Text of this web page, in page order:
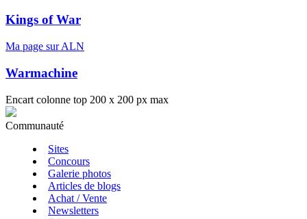
Kings of War
Ma page sur ALN
Warmachine
Encart colonne top 200 x 200 px max
Communauté
Sites
Concours
Galerie photos
Articles de blogs
Achat / Vente
Newsletters